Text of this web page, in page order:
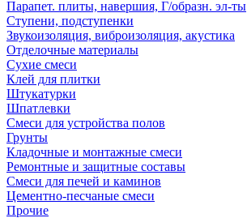
Парапет. плиты, навершия, Г/образн. эл-ты
Ступени, подступенки
Звукоизоляция, виброизоляция, акустика
Отделочные материалы
Сухие смеси
Клей для плитки
Штукатурки
Шпатлевки
Смеси для устройства полов
Грунты
Кладочные и монтажные смеси
Ремонтные и защитные составы
Смеси для печей и каминов
Цементно-песчаные смеси
Прочие